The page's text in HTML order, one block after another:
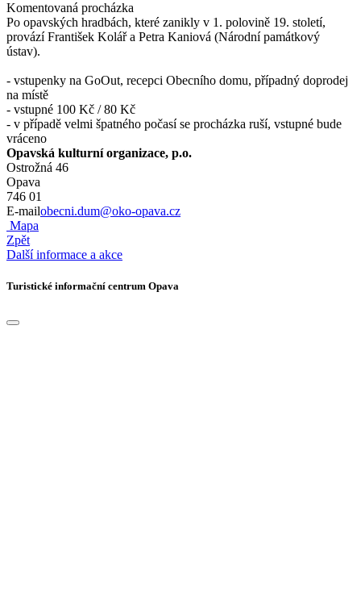
Komentovaná procházka
Po opavských hradbách, které zanikly v 1. polovině 19. století,
provází František Kolář a Petra Kaniová (Národní památkový
ústav).
- vstupenky na GoOut, recepci Obecního domu, případný doprodej
na místě
- vstupné 100 Kč / 80 Kč
- v případě velmi špatného počasí se procházka ruší, vstupné bude
vráceno
Opavská kulturní organizace, p.o.
Ostrožná 46
Opava
746 01
E-mailobecni.dum@oko-opava.cz
Mapa
Zpět
Další informace a akce
Turistické informační centrum Opava